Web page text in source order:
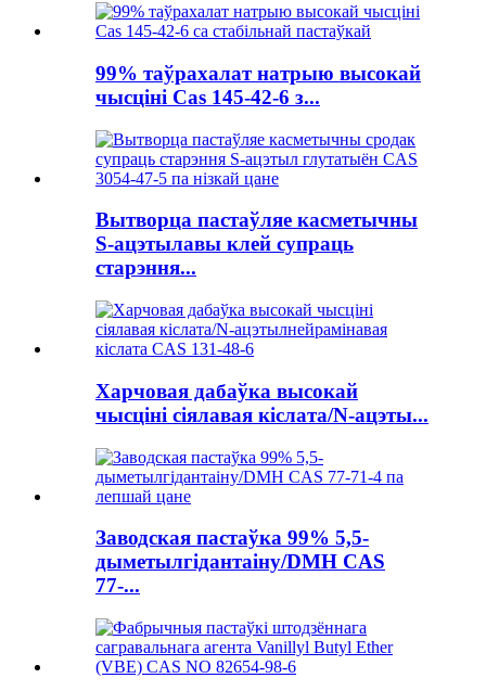
99% таўрахалат натрыю высокай
чысціні Cas 145-42-6 з...
Вытворца пастаўляе касметычны
S-ацэтылавы клей супраць
старэння...
Харчовая дабаўка высокай
чысціні сіялавая кіслата/N-ацэты...
Заводская пастаўка 99% 5,5-
дыметылгідантаіну/DMH CAS
77-...